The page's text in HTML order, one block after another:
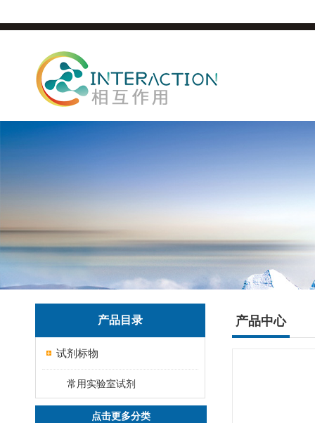
产品目录
试剂标物
常用实验室试剂
点击更多分类
产品中心